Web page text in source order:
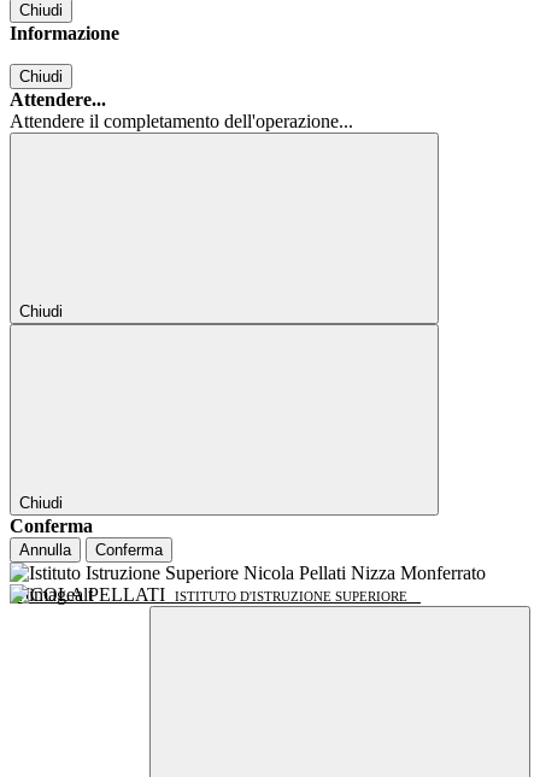
Chiudi
Informazione
Chiudi
Attendere...
Attendere il completamento dell'operazione...
Chiudi
Chiudi
Conferma
Annulla Conferma
NICOLA PELLATI ISTITUTO D'ISTRUZIONE SUPERIORE